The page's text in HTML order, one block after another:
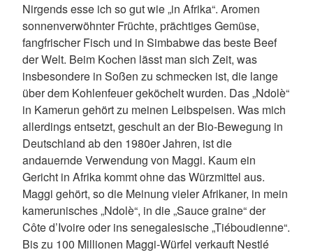
Nirgends esse ich so gut wie „in Afrika“. Aromen
sonnenverwöhnter Früchte, prächtiges Gemüse,
fangfrischer Fisch und in Simbabwe das beste Beef
der Welt. Beim Kochen lässt man sich Zeit, was
insbesondere in Soßen zu schmecken ist, die lange
über dem Kohlenfeuer geköchelt wurden. Das „Ndolè“
in Kamerun gehört zu meinen Leibspeisen. Was mich
allerdings entsetzt, geschult an der Bio-Bewegung in
Deutschland ab den 1980er Jahren, ist die
andauernde Verwendung von Maggi. Kaum ein
Gericht in Afrika kommt ohne das Würzmittel aus.
Maggi gehört, so die Meinung vieler Afrikaner, in mein
kamerunisches „Ndolè“, in die „Sauce graine“ der
Côte d’Ivoire oder ins senegalesische „Tiéboudienne“.
Bis zu 100 Millionen Maggi-Würfel verkauft Nestlé